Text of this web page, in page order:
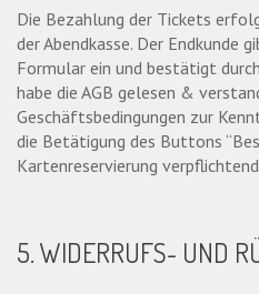
Die Bezahlung der Tickets
der Abendkasse. Der Endkunde
Formular ein und bestätigt
habe die AGB gelesen &
Geschäftsbedingungen zur
die Betätigung des Buttons
Kartenreservierung
5. WIDERRUFS- UND